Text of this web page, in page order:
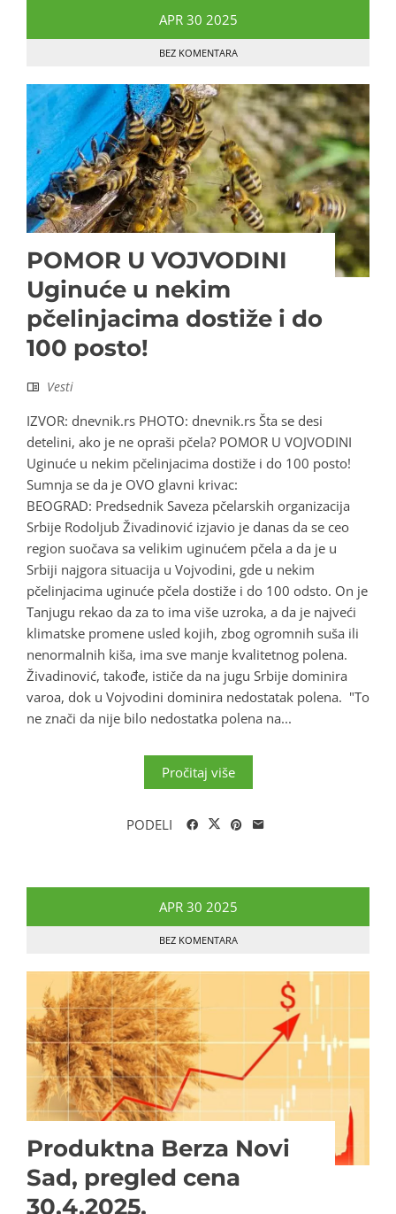
APR 30 2025
BEZ KOMENTARA
POMOR U VOJVODINI
Uginuće u nekim
pčelinjacima dostiže i do
100 posto!
Vesti
IZVOR: dnevnik.rs PHOTO: dnevnik.rs Šta se desi
detelini, ako je ne opraši pčela? POMOR U VOJVODINI
Uginuće u nekim pčelinjacima dostiže i do 100 posto!
Sumnja se da je OVO glavni krivac:
BEOGRAD: Predsednik Saveza pčelarskih organizacija
Srbije Rodoljub Živadinović izjavio je danas da se ceo
region suočava sa velikim uginućem pčela a da je u
Srbiji najgora situacija u Vojvodini, gde u nekim
pčelinjacima uginuće pčela dostiže i do 100 odsto. On je
Tanjugu rekao da za to ima više uzroka, a da je najveći
klimatske promene usled kojih, zbog ogromnih suša ili
nenormalnih kiša, ima sve manje kvalitetnog polena.
Živadinović, takođe, ističe da na jugu Srbije dominira
varoa, dok u Vojvodini dominira nedostatak polena. "To
ne znači da nije bilo nedostatka polena na...
Pročitaj više
PODELI
APR 30 2025
BEZ KOMENTARA
Produktna Berza Novi
Sad, pregled cena
30.4.2025.